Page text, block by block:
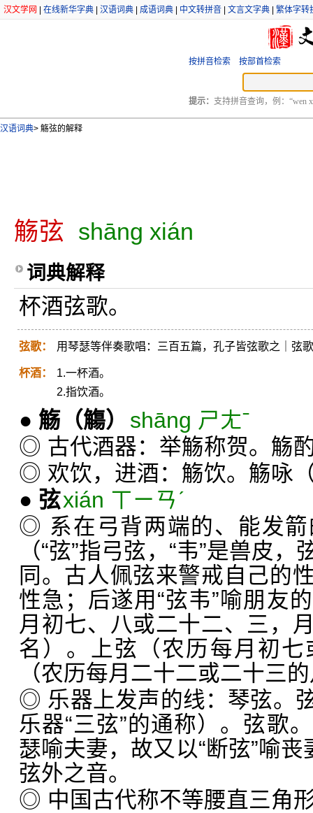
汉文学网 在线新华字典 汉语词典 成语词典 中文转拼音 文言文字典 繁体字转
按拼音检索 按部首检索
提示： 支持拼音查询，例：“wen
汉语词典> 觞弦的解释
觞弦 shāng xián
词典解释
杯酒弦歌。
弦歌： 用琴瑟等伴奏歌唱：三百五篇，孔子皆弦歌之｜弦
杯酒：
1.一杯酒。
2.指饮酒。
● 觞 （觴）
shāng ㄕㄤˉ
◎ 古代酒器：举觞称贺。觞
◎ 欢饮，进酒：觞饮。觞咏
● 弦xián ㄒㄧㄢˊ
◎ 系在弓背两端的、能发
（“弦”指弓弦，“韦”是兽皮
同。古人佩弦来警戒自己的
性急；后遂用“弦韦”喻朋友
月初七、八或二十二、三，
名）。上弦（农历每月初
（农历每月二十二或二十三
◎ 乐器上发声的线：琴弦。
乐器“三弦”的通称）。弦歌
瑟喻夫妻，故又以“断弦”喻
弦外之音。
◎ 中国古代称不等腰直三角